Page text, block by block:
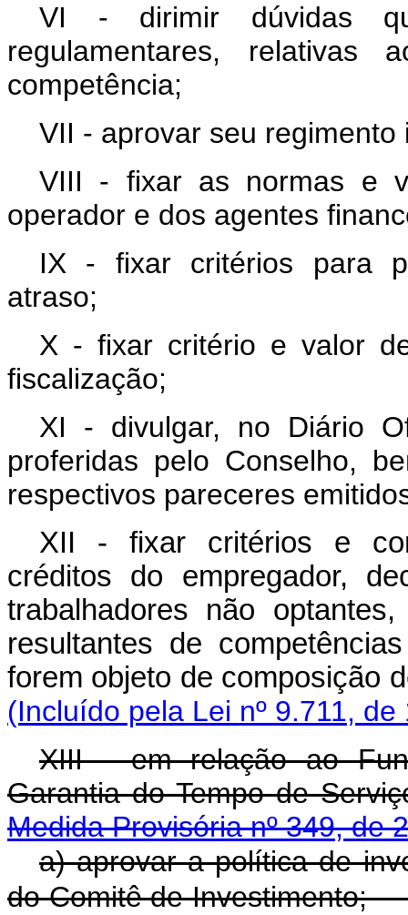
VI - dirimir dúvidas
regulamentares,
competência;
VII - aprovar seu regimento
VIII - fixar as normas e
operador e dos agentes
IX - fixar critérios para
atraso;
X - fixar critério e valor
fiscalização;
XI - divulgar, no Diário
proferidas pelo Conselho,
respectivos pareceres
XII - fixar critérios e
créditos do empregador,
trabalhadores não
resultantes de
forem objeto de
(Incluído pela Lei nº 9.711, de
XIII - em relação ao
Garantia do Tempo de
Medida Provisória nº 349, de
a) aprovar a política de
do Comitê de